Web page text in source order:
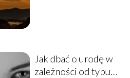
Jak dbać o urodę w
zależności od typu